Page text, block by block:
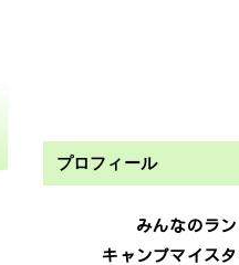
プロフィール
みんなのラ
キャンプマイス